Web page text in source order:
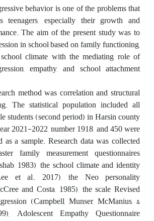
behavior is one of the problems that
teenagers, especially their growth and
The aim of the present study was to
in school based on family functioning,
climate with the mediating role of
empathy, and school attachment
method was correlation and structural
The statistical population included all
students (second period) in Harsin county
2021-2022, number 1918, and 450 were
as a sample. Research data was collected
family measurement questionnaires
1983), the school climate and identity
et al., 2017), the Neo personality
and Costa, 1985), the scale Revised
(Campbell, Munser, McManius, &
Adolescent Empathy Questionnaire